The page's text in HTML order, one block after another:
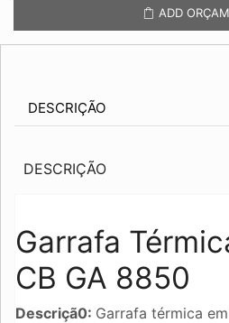
CB
ADD
DESCRIÇÃO
DESCRIÇÃO
Garrafa
CB GA 8850
Descriçã0: Garrafa térmica